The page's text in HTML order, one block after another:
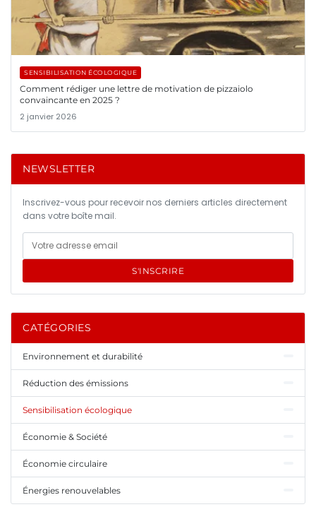
SENSIBILISATION ÉCOLOGIQUE
Comment rédiger une lettre de motivation de pizzaiolo
convaincante en 2025 ?
2 janvier 2026
NEWSLETTER
Inscrivez-vous pour recevoir nos derniers articles directement
dans votre boîte mail.
S'INSCRIRE
CATÉGORIES
Environnement et durabilité
Réduction des émissions
Sensibilisation écologique
Économie & Société
Économie circulaire
Énergies renouvelables